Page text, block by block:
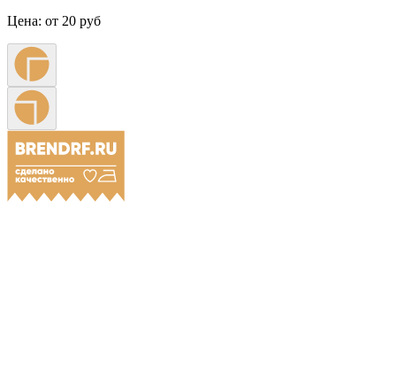
Цена: от 20 руб